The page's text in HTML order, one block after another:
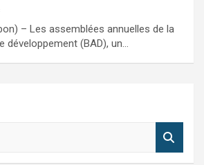
– Les assemblées annuelles de la
développement (BAD), un…